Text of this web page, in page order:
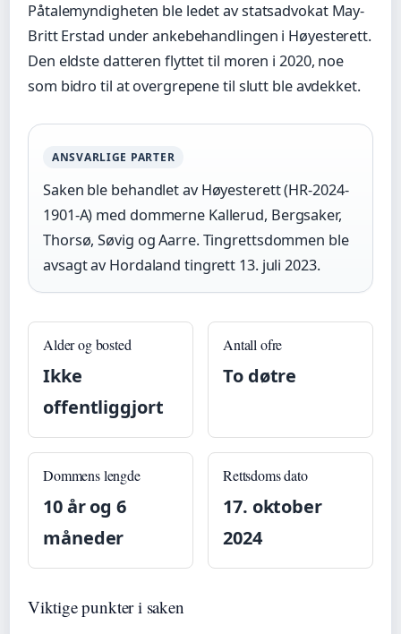
Påtalemyndigheten ble ledet av statsadvokat May-
Britt Erstad under ankebehandlingen i Høyesterett.
Den eldste datteren flyttet til moren i 2020, noe
som bidro til at overgrepene til slutt ble avdekket.
ANSVARLIGE PARTER
Saken ble behandlet av Høyesterett (HR-2024-
1901-A) med dommerne Kallerud, Bergsaker,
Thorsø, Søvig og Aarre. Tingrettsdommen ble
avsagt av Hordaland tingrett 13. juli 2023.
Alder og bosted
Ikke
offentliggjort
Antall ofre
To døtre
Dommens lengde
10 år og 6
måneder
Rettsdoms dato
17. oktober
2024
Viktige punkter i saken